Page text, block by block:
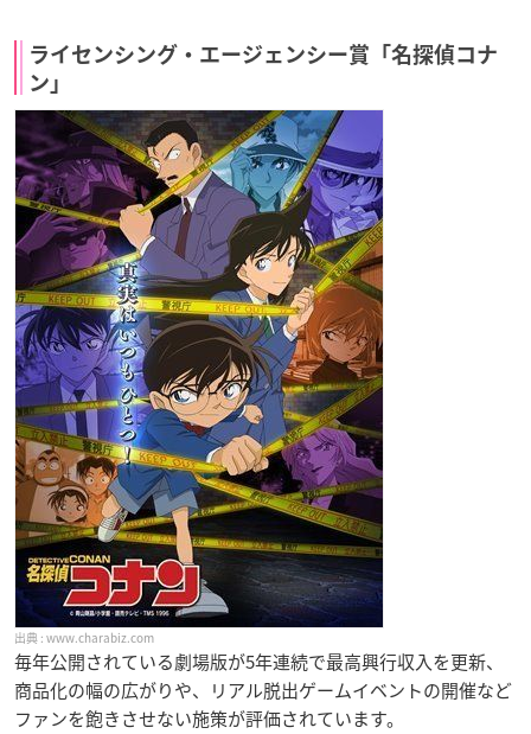
ライセンシング・エージェンシー賞「名探偵コナ
ン」
www.charabiz.com
毎年公開されている劇場版が5年連続で最高興行収入を更新、
商品化の幅の広がりや、リアル脱出ゲームイベントの開催など
ファンを飽きさせない施策が評価されています。